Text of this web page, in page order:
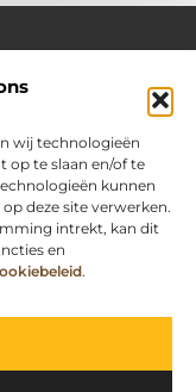
wij technologieën
op te slaan en/of te
kunnen
deze site verwerken.
intrekt, kan dit
en
.
tips
aan blogs en
en
nét dat beetje